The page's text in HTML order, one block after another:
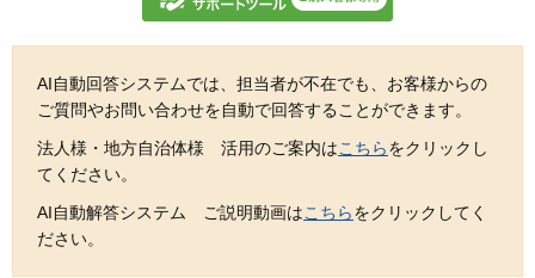
AI自動回答システムでは、担当者が不在でも、お客様からの
ご質問やお問い合わせを自動で回答することができます。
法人様・地方自治体様 活用のご案内はこちらをクリックし
てください。
AI自動解答システム ご説明動画はこちらをクリックしてく
ださい。